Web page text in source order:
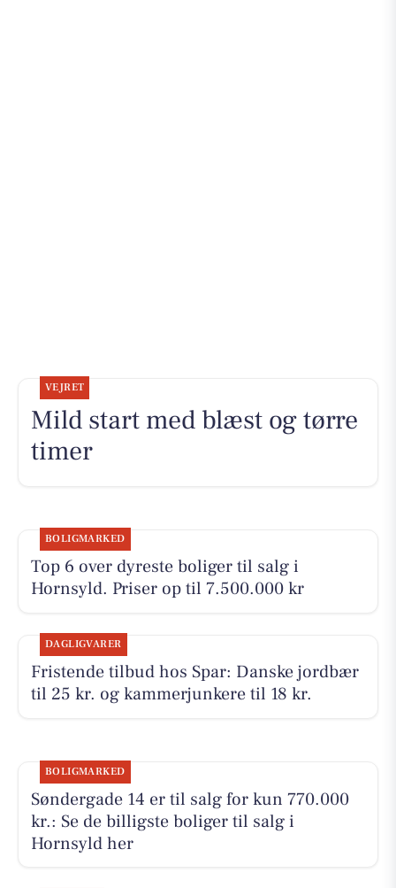
VEJRET
Mild start med blæst og tørre
timer
BOLIGMARKED
Top 6 over dyreste boliger til salg i
Hornsyld. Priser op til 7.500.000 kr
DAGLIGVARER
Fristende tilbud hos Spar: Danske jordbær
til 25 kr. og kammerjunkere til 18 kr.
BOLIGMARKED
Søndergade 14 er til salg for kun 770.000
kr.: Se de billigste boliger til salg i
Hornsyld her